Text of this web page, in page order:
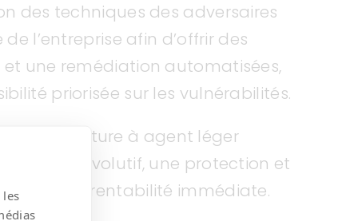
des techniques des adversaires
l’entreprise afin d’offrir des
une remédiation automatisées,
priorisée sur les vulnérabilités.
architecture à agent léger
et évolutif, une protection et
et une rentabilité immédiate.